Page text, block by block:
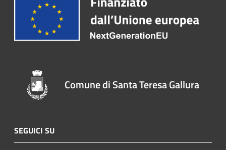
Comune di Santa Teresa Gallura
SEGUICI SU